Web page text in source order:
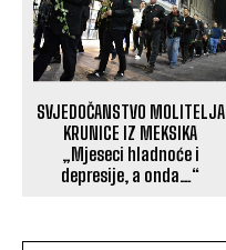
SVJEDOČANSTVO MOLITELJA
KRUNICE IZ MEKSIKA
„Mjeseci hladnoće i
depresije, a onda…“